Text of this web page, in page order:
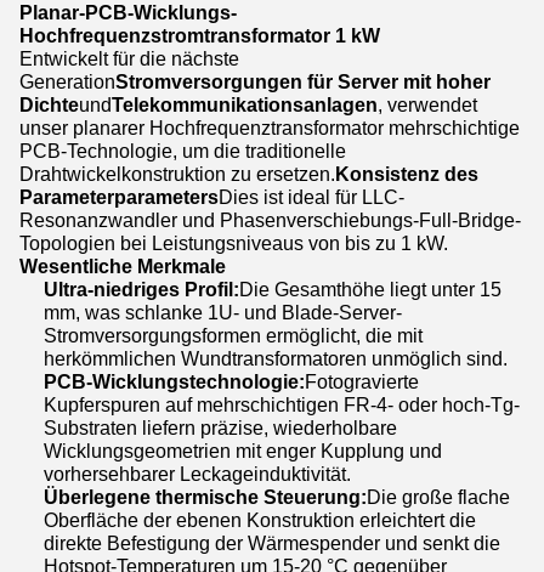
Planar-PCB-Wicklungs-
Hochfrequenzstromtransformator 1 kW
Entwickelt für die nächste
GenerationStromversorgungen für Server mit hoher
DichteundTelekommunikationsanlagen, verwendet
unser planarer Hochfrequenztransformator mehrschichtige
PCB-Technologie, um die traditionelle
Drahtwickelkonstruktion zu ersetzen.Konsistenz des
ParameterparametersDies ist ideal für LLC-
Resonanzwandler und Phasenverschiebungs-Full-Bridge-
Topologien bei Leistungsniveaus von bis zu 1 kW.
Wesentliche Merkmale
Ultra-niedriges Profil:Die Gesamthöhe liegt unter 15
mm, was schlanke 1U- und Blade-Server-
Stromversorgungsformen ermöglicht, die mit
herkömmlichen Wundtransformatoren unmöglich sind.
PCB-Wicklungstechnologie:Fotogravierte
Kupferspuren auf mehrschichtigen FR-4- oder hoch-Tg-
Substraten liefern präzise, wiederholbare
Wicklungsgeometrien mit enger Kupplung und
vorhersehbarer Leckageinduktivität.
Überlegene thermische Steuerung:Die große flache
Oberfläche der ebenen Konstruktion erleichtert die
direkte Befestigung der Wärmespender und senkt die
Hotspot-Temperaturen um 15-20 °C gegenüber